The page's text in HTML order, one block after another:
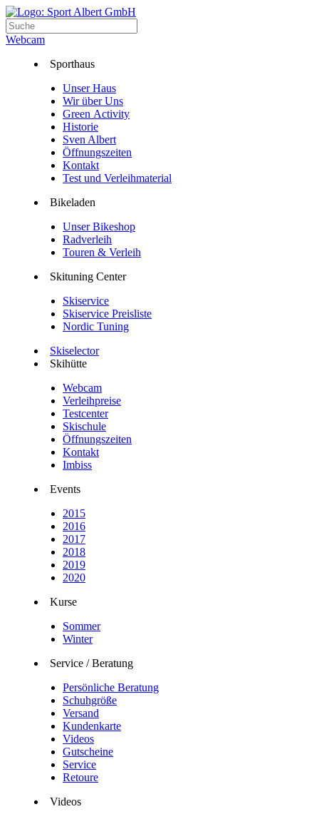
Webcam
Sporthaus
Unser Haus
Wir über Uns
Green Activity
Historie
Sven Albert
Öffnungszeiten
Kontakt
Test und Verleihmaterial
Bikeladen
Unser Bikeshop
Radverleih
Touren & Verleih
Skituning Center
Skiservice
Skiservice Preisliste
Nordic Tuning
Skiselector
Skihütte
Webcam
Verleihpreise
Testcenter
Skischule
Öffnungszeiten
Kontakt
Imbiss
Events
2015
2016
2017
2018
2019
2020
Kurse
Sommer
Winter
Service / Beratung
Persönliche Beratung
Schuhgröße
Versand
Kundenkarte
Videos
Gutscheine
Service
Retoure
Videos